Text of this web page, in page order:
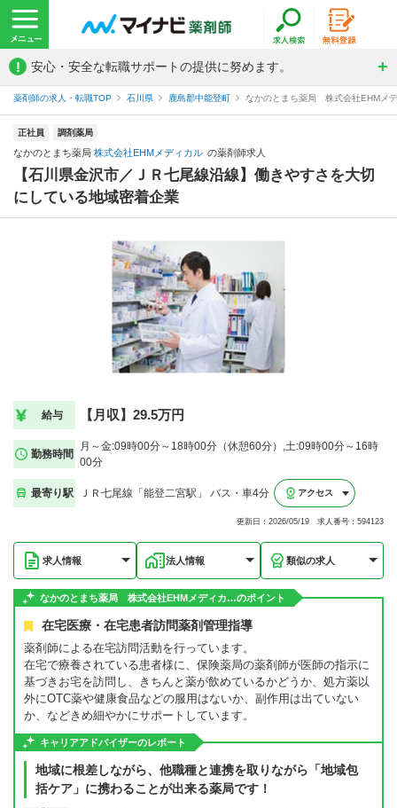
! 安心・安全な転職サポートの提供に努めます。
薬剤師の求人・転職TOP 石川県 鹿島郡中能登町 なかのとまち薬局 株式会社EHMメ
正社員 調剤薬局
なかのとまち薬局 株式会社EHMメディカル の薬剤師求人
【石川県金沢市／ＪＲ七尾線沿線】働きやすさを大切
にしている地域密着企業
給与 【月収】29.5万円
勤務時間
月～金:09時00分～18時00分（休憩60分）,土:09時00分～16時
00分
最寄り駅 ＪＲ七尾線「能登二宮駅」 バス・車4分 アクセス
更新日：2026/05/19 求人番号：594123
求人情報 法人情報 類似の求人
なかのとまち薬局 株式会社EHMメディカ…のポイント
在宅医療・在宅患者訪問薬剤管理指導
薬剤師による在宅訪問活動を行っています。
在宅で療養されている患者様に、保険薬局の薬剤師が医師の指示に
基づきお宅を訪問し、きちんと薬が飲めているかどうか、処方薬以
外にOTC薬や健康食品などの服用はないか、副作用は出ていない
か、などきめ細やかにサポートしています。
キャリアアドバイザーのレポート
地域に根差しながら、他職種と連携を取りながら「地域包
括ケア」に携わることが出来る薬局です！